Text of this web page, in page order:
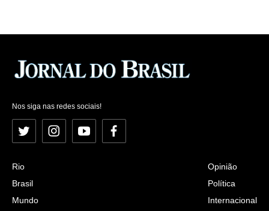
Nos siga nas redes sociais!
Twitter InstagramYouTubeFacebook
Rio
Brasil
Mundo
Opinião
Política
Internacional